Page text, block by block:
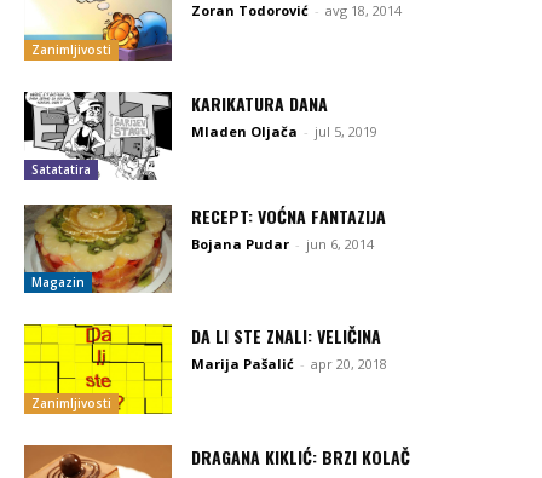
Zanimljivosti
Zoran Todorović - avg 18, 2014
Satatatira
KARIKATURA DANA
Mladen Oljača - jul 5, 2019
Magazin
RECEPT: VOĆNA FANTAZIJA
Bojana Pudar - jun 6, 2014
Zanimljivosti
DA LI STE ZNALI: VELIČINA
Marija Pašalić - apr 20, 2018
DRAGANA KIKLIĆ: BRZI KOLAČ